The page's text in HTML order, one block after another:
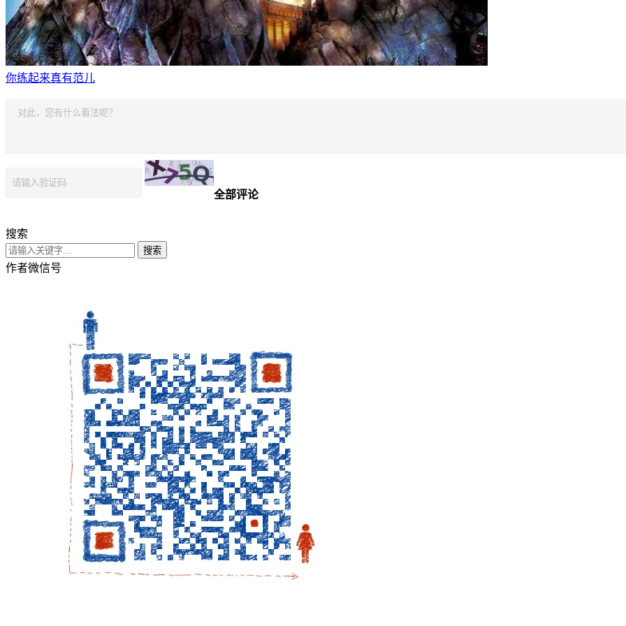
你练起来真有范儿
全部评论
搜索
搜索
作者微信号